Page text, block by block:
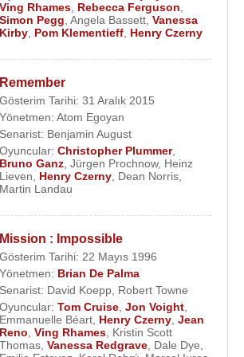
hazırlanan "Revenge" adlı
Conrad Grayson rolü,
beğenisini kazandı.
yazıp yönetmenliğini de
’nin yaptığı "
Hesaplaşma Birinci Bölüm
Tom Cruise'un oynadığı filmde
,Simon Pegg,Rebecca Ferguson
,Ving Rhames
:
Impossible Ölümcül Hesaplaşma
(Eugene Kittridge)(Sinema Filmi)
VI (Dr. Christopher Stone) (Sinema
Impossible Ölümcül Hesaplaşma
Ving Rhames Rebecca Ferguson
Simon Pegg Angela Bassett Vanessa
Kirby Pom Klementieff Henry Czerny
Remember
Gösterim Tarihi: 31 Aralık 2015
Yönetmen: Atom Egoyan
Senarist: Benjamin August
Oyuncular: Christopher Plummer,
Bruno Ganz Jürgen Prochnow, Heinz
Lieven
Henry Czerny Dean Norris
Martin Landau
Mission : Impossible
Gösterim Tarihi: 22 Mayıs 1996
Yönetmen: Brian De Palma
Senarist: David Koepp Robert Towne
Oyuncular: Tom Cruise Jon Voight
Emmanuelle Béart Henry Czerny Jean
Reno Ving Rhames Kristin Scott
Thomas Vanessa Redgrave Dale Dye